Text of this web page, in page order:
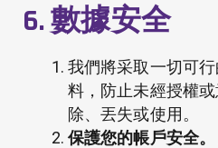
6. 數據安全
我們將采取一切可
料，防止未經授權
除、丟失或使用。
保護您的帳戶安全。